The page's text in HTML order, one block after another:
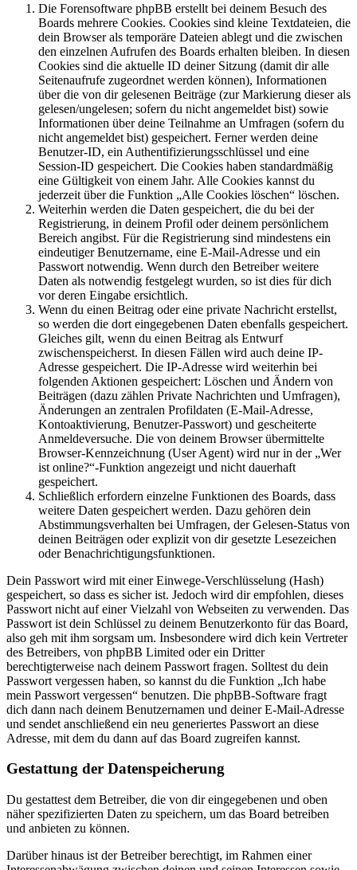
Die Forensoftware phpBB erstellt bei deinem Besuch des
Boards mehrere Cookies. Cookies sind kleine Textdateien, die
dein Browser als temporäre Dateien ablegt und die zwischen
den einzelnen Aufrufen des Boards erhalten bleiben. In diesen
Cookies sind die aktuelle ID deiner Sitzung (damit dir alle
Seitenaufrufe zugeordnet werden können), Informationen
über die von dir gelesenen Beiträge (zur Markierung dieser als
gelesen/ungelesen; sofern du nicht angemeldet bist) sowie
Informationen über deine Teilnahme an Umfragen (sofern du
nicht angemeldet bist) gespeichert. Ferner werden deine
Benutzer-ID, ein Authentifizierungsschlüssel und eine
Session-ID gespeichert. Die Cookies haben standardmäßig
eine Gültigkeit von einem Jahr. Alle Cookies kannst du
jederzeit über die Funktion „Alle Cookies löschen“ löschen.
Weiterhin werden die Daten gespeichert, die du bei der
Registrierung, in deinem Profil oder deinem persönlichem
Bereich angibst. Für die Registrierung sind mindestens ein
eindeutiger Benutzername, eine E-Mail-Adresse und ein
Passwort notwendig. Wenn durch den Betreiber weitere
Daten als notwendig festgelegt wurden, so ist dies für dich
vor deren Eingabe ersichtlich.
Wenn du einen Beitrag oder eine private Nachricht erstellst,
so werden die dort eingegebenen Daten ebenfalls gespeichert.
Gleiches gilt, wenn du einen Beitrag als Entwurf
zwischenspeicherst. In diesen Fällen wird auch deine IP-
Adresse gespeichert. Die IP-Adresse wird weiterhin bei
folgenden Aktionen gespeichert: Löschen und Ändern von
Beiträgen (dazu zählen Private Nachrichten und Umfragen),
Änderungen an zentralen Profildaten (E-Mail-Adresse,
Kontoaktivierung, Benutzer-Passwort) und gescheiterte
Anmeldeversuche. Die von deinem Browser übermittelte
Browser-Kennzeichnung (User Agent) wird nur in der „Wer
ist online?“-Funktion angezeigt und nicht dauerhaft
gespeichert.
Schließlich erfordern einzelne Funktionen des Boards, dass
weitere Daten gespeichert werden. Dazu gehören dein
Abstimmungsverhalten bei Umfragen, der Gelesen-Status von
deinen Beiträgen oder explizit von dir gesetzte Lesezeichen
oder Benachrichtigungsfunktionen.
Dein Passwort wird mit einer Einwege-Verschlüsselung (Hash)
gespeichert, so dass es sicher ist. Jedoch wird dir empfohlen, dieses
Passwort nicht auf einer Vielzahl von Webseiten zu verwenden. Das
Passwort ist dein Schlüssel zu deinem Benutzerkonto für das Board,
also geh mit ihm sorgsam um. Insbesondere wird dich kein Vertreter
des Betreibers, von phpBB Limited oder ein Dritter
berechtigterweise nach deinem Passwort fragen. Solltest du dein
Passwort vergessen haben, so kannst du die Funktion „Ich habe
mein Passwort vergessen“ benutzen. Die phpBB-Software fragt
dich dann nach deinem Benutzernamen und deiner E-Mail-Adresse
und sendet anschließend ein neu generiertes Passwort an diese
Adresse, mit dem du dann auf das Board zugreifen kannst.
Gestattung der Datenspeicherung
Du gestattest dem Betreiber, die von dir eingegebenen und oben
näher spezifizierten Daten zu speichern, um das Board betreiben
und anbieten zu können.
Darüber hinaus ist der Betreiber berechtigt, im Rahmen einer